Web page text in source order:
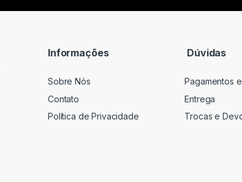
Informações
Sobre Nós
Contato
Política de Privacidade
Dúvidas
Pagamentos
Entrega
Trocas e